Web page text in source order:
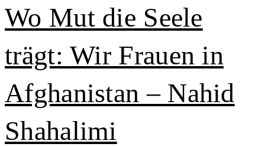
Wo Mut die Seele
trägt: Wir Frauen in
Afghanistan – Nahid
Shahalimi